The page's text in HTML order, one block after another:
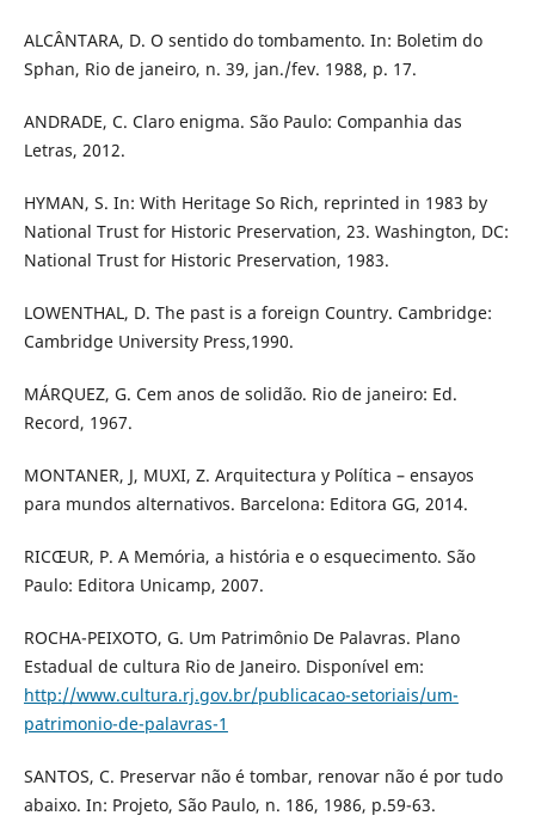
ALCÂNTARA, D. O sentido do tombamento. In: Boletim do
Sphan, Rio de janeiro, n. 39, jan./fev. 1988, p. 17.
ANDRADE, C. Claro enigma. São Paulo: Companhia das
Letras, 2012.
HYMAN, S. In: With Heritage So Rich, reprinted in 1983 by
National Trust for Historic Preservation, 23. Washington, DC:
National Trust for Historic Preservation, 1983.
LOWENTHAL, D. The past is a foreign Country. Cambridge:
Cambridge University Press,1990.
MÁRQUEZ, G. Cem anos de solidão. Rio de janeiro: Ed.
Record, 1967.
MONTANER, J, MUXI, Z. Arquitectura y Política – ensayos
para mundos alternativos. Barcelona: Editora GG, 2014.
RICŒUR, P. A Memória, a história e o esquecimento. São
Paulo: Editora Unicamp, 2007.
ROCHA-PEIXOTO, G. Um Patrimônio De Palavras. Plano
Estadual de cultura Rio de Janeiro. Disponível em:
http://www.cultura.rj.gov.br/publicacao-setoriais/um-
patrimonio-de-palavras-1
SANTOS, C. Preservar não é tombar, renovar não é por tudo
abaixo. In: Projeto, São Paulo, n. 186, 1986, p.59-63.